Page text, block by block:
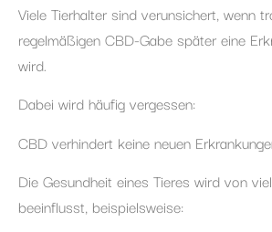
Viele Tierhalter sind verunsichert, wenn
regelmäßigen CBD-Gabe später eine
wird.
Dabei wird häufig vergessen:
CBD verhindert keine neuen
Die Gesundheit eines Tieres wird von
beeinflusst, beispielsweise: